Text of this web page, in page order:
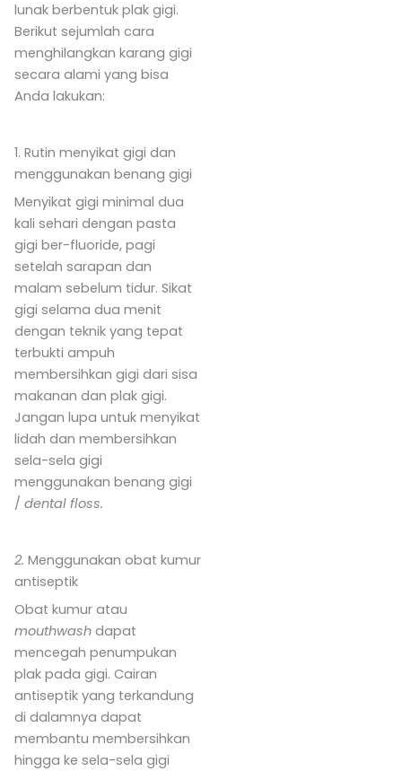
lunak berbentuk plak gigi.
Berikut sejumlah cara
menghilangkan karang gigi
secara alami yang bisa
Anda lakukan:
1. Rutin menyikat gigi dan
menggunakan benang gigi
Menyikat gigi minimal dua
kali sehari dengan pasta
gigi ber-fluoride, pagi
setelah sarapan dan
malam sebelum tidur. Sikat
gigi selama dua menit
dengan teknik yang tepat
terbukti ampuh
membersihkan gigi dari sisa
makanan dan plak gigi.
Jangan lupa untuk menyikat
lidah dan membersihkan
sela-sela gigi
menggunakan benang gigi
/ dental floss.
2. Menggunakan obat kumur
antiseptik
Obat kumur atau
mouthwash dapat
mencegah penumpukan
plak pada gigi. Cairan
antiseptik yang terkandung
di dalamnya dapat
membantu membersihkan
hingga ke sela-sela gigi